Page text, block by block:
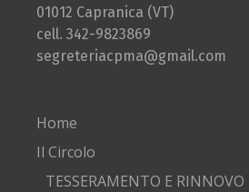
01012 Capranica (VT)
cell. 342-9823869
segreteriacpma@gmail.com
Home
Il Circolo
TESSERAMENTO E RINNOVO